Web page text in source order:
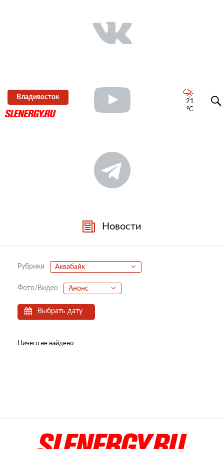
Владивосток
21
°C
Новости
Рубрики Аквабайк
Фото/Видео Анонс
Выбрать дату
Ничего не найдено